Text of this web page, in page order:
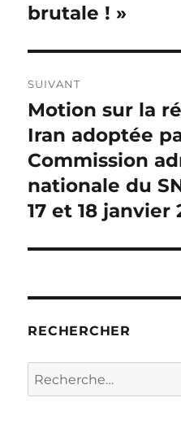
brutale ! »
SUIVANT
Publication
suivante :
Motion sur la
Iran adoptée
Commission
nationale du
17 et 18 janvier
RECHERCHER
Recherche
pour :